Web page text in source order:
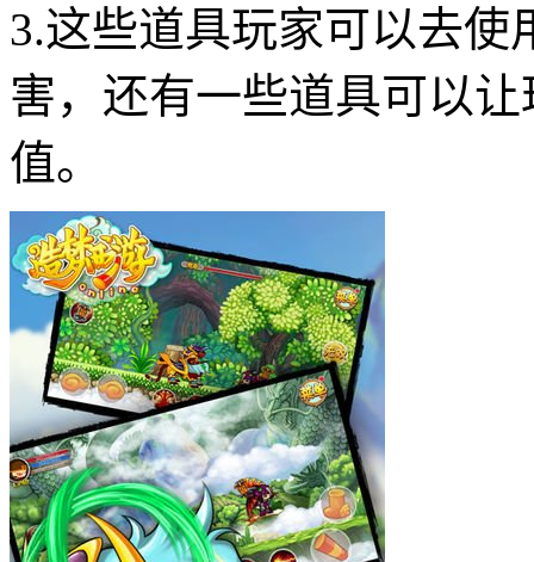
3.这些道具玩家可以去使
害，还有一些道具可以
值。